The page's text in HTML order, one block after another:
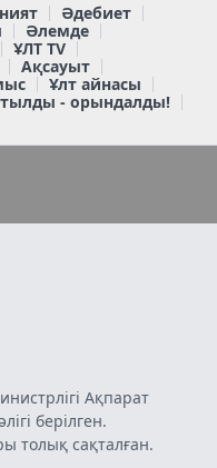
Әдебиет
Әлемде
ҰЛТ TV
Ақсауыт
Ұлт айнасы
- орындалды!
Ақпарат
берілген.
толық сақталған.